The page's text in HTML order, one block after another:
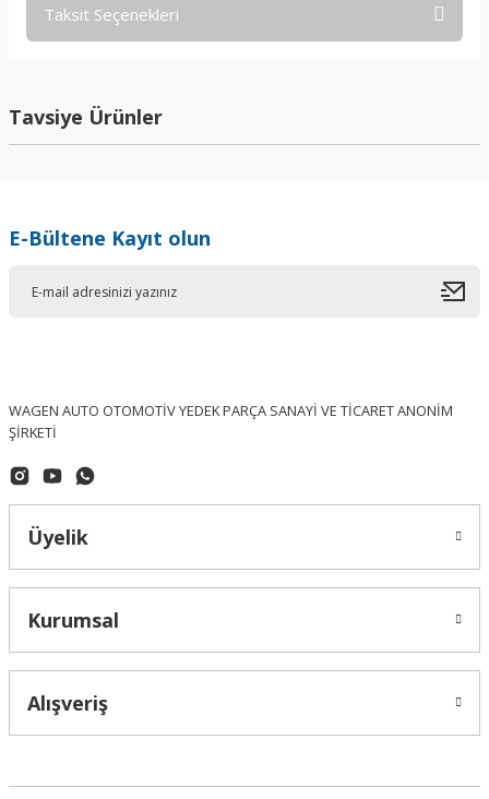
Taksit Seçenekleri
Tavsiye Ürünler
Volkswagen Polo Ön Fren Diski Takım OPTİMAL - 6R0615301 / BS-5450
E-Bültene Kayıt olun
WAGEN AUTO OTOMOTİV YEDEK PARÇA SANAYİ VE TİCARET ANONİM
ŞİRKETİ
Üyelik
Kurumsal
Alışveriş